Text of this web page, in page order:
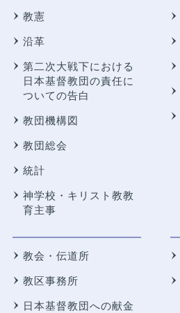
教憲
沿革
第二次大戦下における
日本基督教団の責任に
ついての告白
教団機構図
教団総会
統計
神学校・キリスト教教
育主事
教会・伝道所
教区事務所
日本基督教団への献金